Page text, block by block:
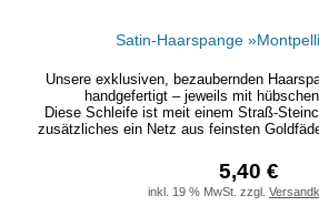
Satin-Haarspange
Unsere exklusiven, bezaubernden
handgefertigt – jeweils mit
Diese Schleife ist meit einem Straß-
zusätzliches ein Netz aus feinsten
5,40 €
inkl. 19 % MwSt. zzgl.